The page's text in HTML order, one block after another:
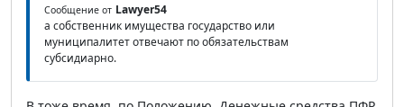
Сообщение от Lawyer54
а собственник имущества государство или
муниципалитет отвечают по обязательствам
субсидиарно.